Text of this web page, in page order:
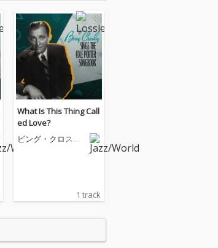
What Is This Thing Call
ed Love?
ビング・クロスビ
1 track